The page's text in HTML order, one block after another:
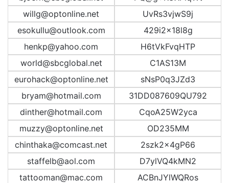
willg@optonline.net
UvRs3vjwS9j
esokullu@outlook.com
429i2x18l8g
henkp@yahoo.com
H6tVkFvqHTP
world@sbcglobal.net
C1AS13M
eurohack@optonline.net
sNsP0q3JZd3
bryam@hotmail.com
31DD087609QU792
dinther@hotmail.com
CqoA25W2yca
muzzy@optonline.net
OD235MM
chinthaka@comcast.net
2szk2x4gP66
staffelb@aol.com
D7ylVQ4kMN2
tattooman@mac.com
ACBnJYlWQRos